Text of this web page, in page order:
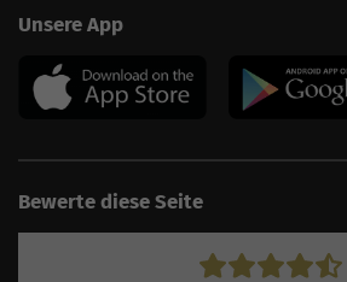
Unsere App
Bewerte diese Seite